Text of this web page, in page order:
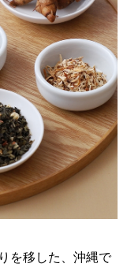
を移した、沖縄で